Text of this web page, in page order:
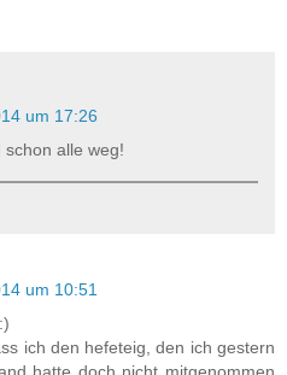
um 17:26
alle weg!
um 10:51
ich den hefeteig, den ich gestern
hatte doch nicht mitgenommen